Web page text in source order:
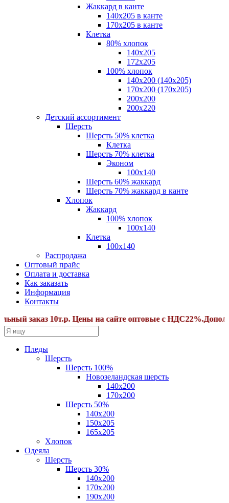
Жаккард в канте
140х205 в канте
170х205 в канте
Клетка
80% хлопок
140x205
172х205
100% хлопок
140x200 (140х205)
170x200 (170х205)
200х200
200х220
Детский ассортимент
Шерсть
Шерсть 50% клетка
Клетка
Шерсть 70% клетка
Эконом
100x140
Шерсть 60% жаккард
Шерсть 70% жаккард в канте
Хлопок
Жаккард
100% хлопок
100x140
Клетка
100х140
Распродажа
Оптовый прайс
Оплата и доставка
Как заказать
Информация
Контакты
заказ 10т.р. Цены на сайте оптовые с
Пледы
Шерсть
Шерсть 100%
Новозеландская шерсть
140х200
170x200
Шерсть 50%
140x200
150х205
165х205
Хлопок
Одеяла
Шерсть
Шерсть 30%
140х200
170х200
190х200